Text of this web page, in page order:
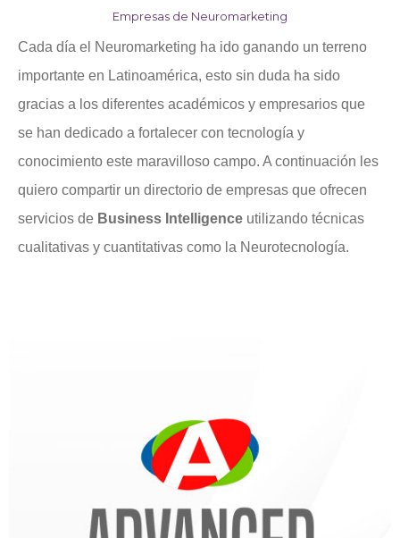
Empresas de Neuromarketing
Cada día el Neuromarketing ha ido ganando un terreno
importante en Latinoamérica, esto sin duda ha sido
gracias a los diferentes académicos y empresarios que
se han dedicado a fortalecer con tecnología y
conocimiento este maravilloso campo. A continuación les
quiero compartir un directorio de empresas que ofrecen
servicios de Business Intelligence utilizando técnicas
cualitativas y cuantitativas como la Neurotecnología.